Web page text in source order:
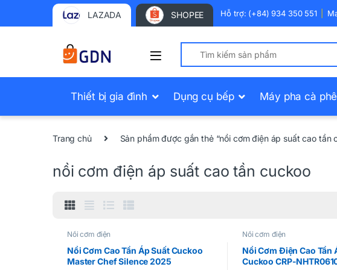
LAZADA SHOPEE Hỗ trợ: (+84) 934 350 551
Search for:
Thiết bị gia đình Dụng cụ bếp Máy pha cà phê
Trang chủ Sản phẩm được gắn thẻ “nồi cơm điện áp suất cao tần
nồi cơm điện áp suất cao tần cuckoo
Nồi cơm điện
Nồi Cơm Cao Tần Áp Suất Cuckoo
Master Chef Silence 2025
Nồi cơm điện
Nồi Cơm Điện Cao Tần
Cuckoo CRP-